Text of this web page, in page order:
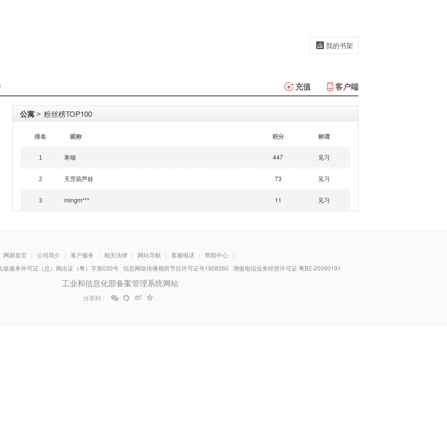
我的书架
客户端
充值
公寓 > 粉丝榜TOP100
排名 昵称 积分 称谓
1 寒烟 447 见习
2 天罡葫芦娃 73 见习
3 mingm*** 11 见习
网易首页 | 公司简介 | 客户服务 | 相关法律 | 网站导航 | 客服电话 | 帮助中心 |
版服务许可证（总）网出证（粤）字第030号 信息网络传播视听节目许可证号1908260 增值电信业务经营许可证 粤B2-20090191
工业和信息化部备案管理系统网站
分享到：